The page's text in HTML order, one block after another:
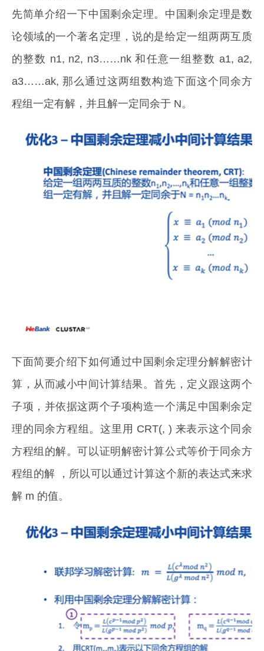
先简单介绍一下中国剩余定理。中国剩余定理是数
论领域的一个著名定理，说的是给定一组两两互质
的整数 n1, n2, n3……nk 和任意一组整数 a1, a2,
a3……ak, 那么通过这两组数构造下面这个同余方
程组一定有解，并且解一定同余于 N。
下面简要介绍下如何通过中国剩余定理分解解密计
算，从而减小中间计算结果。首先，定义跟这两个
子项，并依据这两个子项构造一个满足中国剩余定
理的同余方程组。这里用 CRT(, ) 来表示这个同余
方程组的解。可以证明解密计算公式等价于同余方
程组的解 ，所以可以通过计算这个新的表达式来求
解 m 的值。